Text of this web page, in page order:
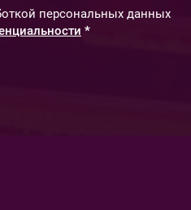
персональных данных
*